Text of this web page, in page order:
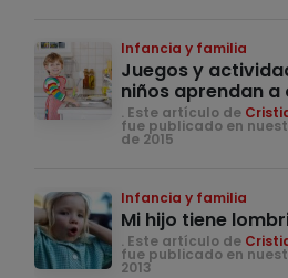
Infancia y familia
Juegos y
niños aprendan a
. Este artículo de
fue publicado en
de 2015
Infancia y familia
Mi hijo tiene
. Este artículo de
fue publicado en
2013